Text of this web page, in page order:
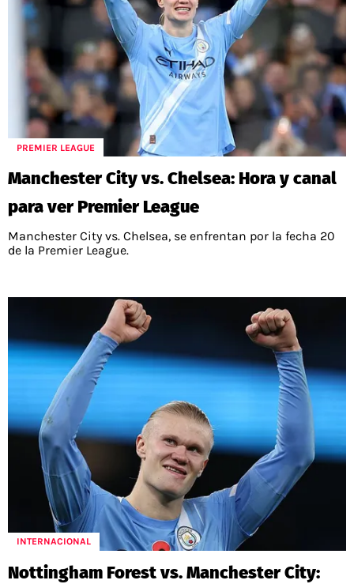
PREMIER LEAGUE
Manchester City vs. Chelsea: Hora y canal
para ver Premier League
Manchester City vs. Chelsea, se enfrentan por la fecha 20
de la Premier League.
INTERNACIONAL
Nottingham Forest vs. Manchester City: